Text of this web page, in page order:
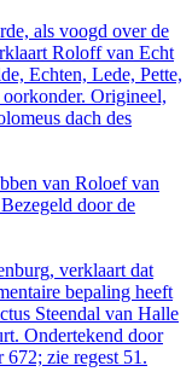
als voogd over de
Roloff van Echt
Echten, Lede, Pette,
Origineel,
dach des
van Roloef van
door de
verklaart dat
bepaling heeft
Steendal van Halle
Ondertekend door
zie regest 51.